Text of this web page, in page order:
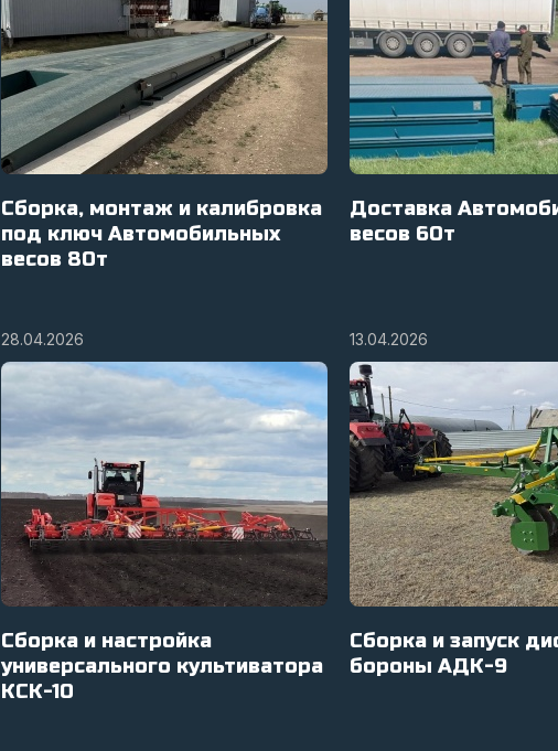
Сборка, монтаж и калибровка
под ключ Автомобильных
весов 80т
Доставка
весов 60т
28.04.2026
Сборка и настройка
универсального культиватора
КСК-10
13.04.2026
Сборка и запуск
бороны АДК-9